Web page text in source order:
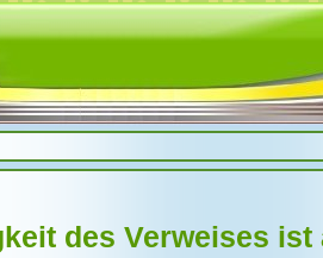
des Verweises ist